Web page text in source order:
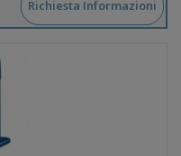
Richiesta Informazioni